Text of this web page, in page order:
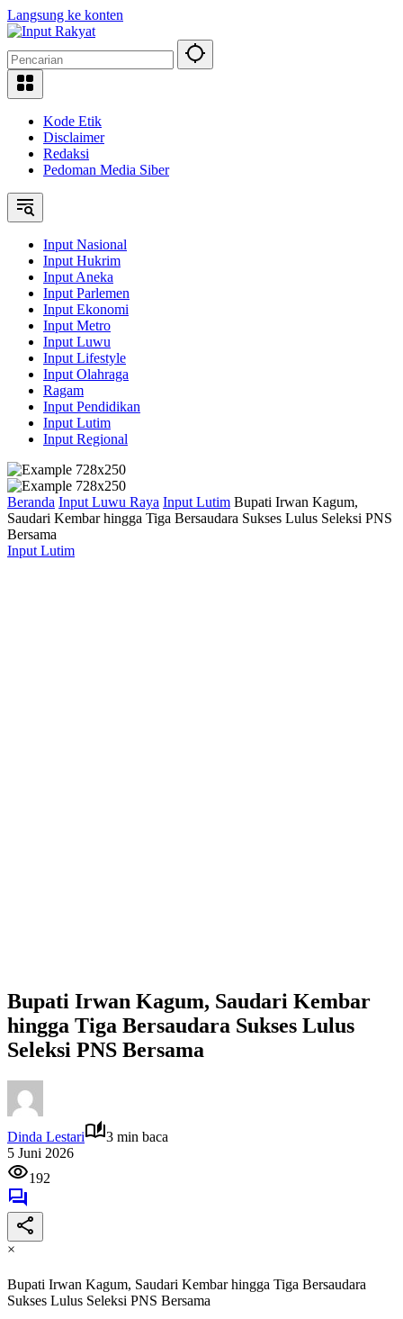
Langsung ke konten
Kode Etik
Disclaimer
Redaksi
Pedoman Media Siber
Input Nasional
Input Hukrim
Input Aneka
Input Parlemen
Input Ekonomi
Input Metro
Input Luwu
Input Lifestyle
Input Olahraga
Ragam
Input Pendidikan
Input Lutim
Input Regional
Beranda Input Luwu Raya Input Lutim Bupati Irwan Kagum,
Saudari Kembar hingga Tiga Bersaudara Sukses Lulus Seleksi PNS
Bersama
Input Lutim
Bupati Irwan Kagum, Saudari Kembar
hingga Tiga Bersaudara Sukses Lulus
Seleksi PNS Bersama
Dinda Lestari
3 min baca
5 Juni 2026
192
×
Bupati Irwan Kagum, Saudari Kembar hingga Tiga Bersaudara
Sukses Lulus Seleksi PNS Bersama